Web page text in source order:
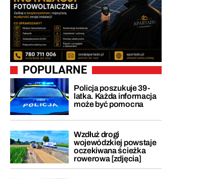
POPULARNE
Policja poszukuje 39-
latka. Każda informacja
może być pomocna
Wzdłuż drogi
wojewódzkiej powstaje
oczekiwana ścieżka
rowerowa [zdjęcia]